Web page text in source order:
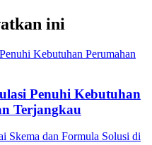
ini
Penuhi Kebutuhan
Terjangkau